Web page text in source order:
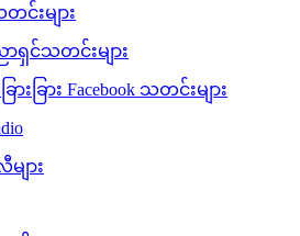
င်းများ
ရှင်သတင်းများ
ားခြား Facebook သတင်းများ
ျား